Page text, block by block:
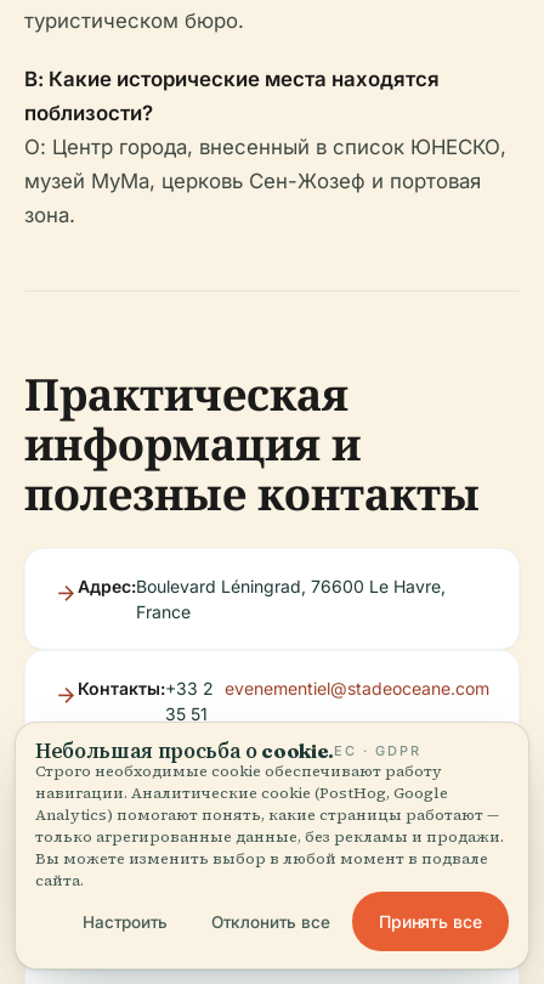
туристическом бюро.
В: Какие исторические места находятся
поблизости?
О: Центр города, внесенный в список ЮНЕСКО,
музей МуМа, церковь Сен-Жозеф и портовая
зона.
Практическая
информация и
полезные контакты
Адрес:Boulevard Léningrad, 76600 Le Havre,
France
Контакты:+33 2
35 51
07 99 |
evenementiel@stadeoceane.com
Официальный сайт:stadeoceane.com
Le Havre Etretat Tourisme
Небольшая просьба о cookie.ЕС · GDPR
Строго необходимые cookie обеспечивают работу
навигации. Аналитические cookie (PostHog, Google
Analytics) помогают понять, какие страницы работают —
только агрегированные данные, без рекламы и продажи.
Вы можете изменить выбор в любой момент в подвале
сайта.
Настроить Отклонить все Принять все